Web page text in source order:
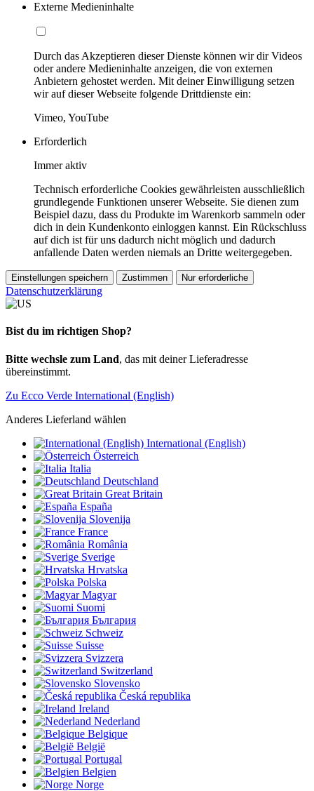
Externe Medieninhalte
Durch das Akzeptieren dieser Dienste können wir dir Videos
oder andere Medieninhalte anzeigen, die von externen
Anbietern gehostet werden. Mit deiner Einwilligung setzen
wir auf dieser Webseite folgende Drittdienste ein:
Vimeo, YouTube
Erforderlich
Immer aktiv
Technisch erforderliche Cookies gewährleisten ausschließlich
grundlegende Funktionen unserer Webseite. Sie dienen zum
Beispiel dazu, dass du Produkte im Warenkorb sammeln oder
dich in dein Kundenkonto einloggen kannst. Ein Rückschluss
auf dich ist für uns dadurch nicht möglich und dadurch
anfallende Daten werden niemals an Dritte weitergegeben.
Einstellungen speichern Zustimmen Nur erforderliche
Datenschutzerklärung
Bist du im richtigen Shop?
Bitte wechsle zum Land, das mit deiner Lieferadresse
übereinstimmt.
Zu Ecco Verde International (English)
Anderes Lieferland wählen
International (English)
Österreich
Italia
Deutschland
Great Britain
España
Slovenija
France
România
Sverige
Hrvatska
Polska
Magyar
Suomi
България
Schweiz
Suisse
Svizzera
Switzerland
Slovensko
Česká republika
Ireland
Nederland
Belgique
België
Portugal
Belgien
Norge